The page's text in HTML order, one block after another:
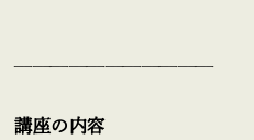
———————————
講座の内容